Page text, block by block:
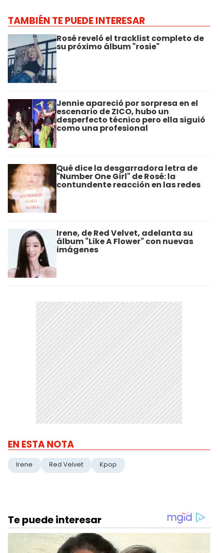
TAMBIÉN TE PUEDE INTERESAR
Rosé reveló el tracklist completo de
su próximo álbum "rosie"
Jennie apareció por sorpresa en el
escenario de ZICO, hubo un
desperfecto técnico pero ella siguió
como una profesional
Qué dice la desgarradora letra de
"Number One Girl" de Rosé: la
contundente reacción en las redes
Irene, de Red Velvet, adelanta su
álbum "Like A Flower" con nuevas
imágenes
EN ESTA NOTA
Irene Red Velvet Kpop